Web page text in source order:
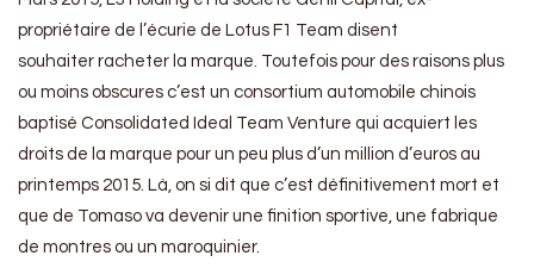
propriétaire de l’écurie de Lotus F1 Team disent
souhaiter racheter la marque. Toutefois pour des raisons plus
ou moins obscures c’est un consortium automobile chinois
baptisé Consolidated Ideal Team Venture qui acquiert les
droits de la marque pour un peu plus d’un million d’euros au
printemps 2015. Là, on si dit que c’est définitivement mort et
que de Tomaso va devenir une finition sportive, une fabrique
de montres ou un maroquinier.